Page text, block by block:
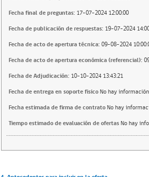
Fecha final de preguntas: 17-07-2024 12:00:00
Fecha de publicación de respuestas: 19-07-2024
Fecha de acto de apertura técnica: 09-08-2024
Fecha de acto de apertura económica (referencial):
Fecha de Adjudicación: 10-10-2024 13:43:21
Fecha de entrega en soporte fisicoNo hay información
Fecha estimada de firma de contratoNo hay
Tiempo estimado de evaluación de ofertasNo hay